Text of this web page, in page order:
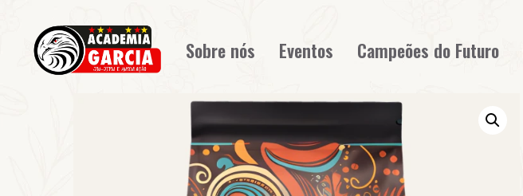
Sobre nós Eventos Campeões do Futuro